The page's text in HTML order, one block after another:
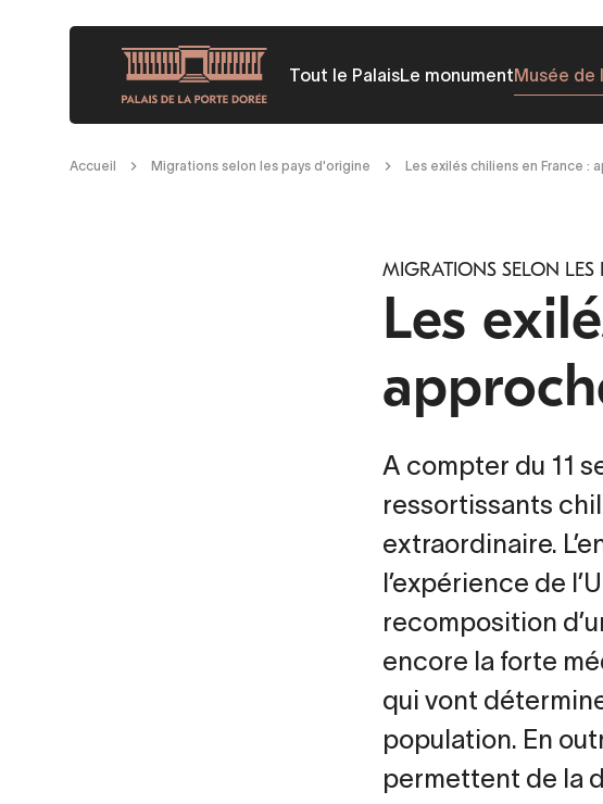
principal
Tout le PalaisLe monumentMusée de
Fil
Accueil Migrations selon les pays d'origine Les exilés chiliens en France :
MIGRATIONS SELON LES
Les
A compter du 11
ressortissants
extraordinaire.
l’expérience de
recomposition
encore la forte
qui vont
population. En
permettent de la